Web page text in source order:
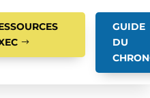
GUIDE
DU